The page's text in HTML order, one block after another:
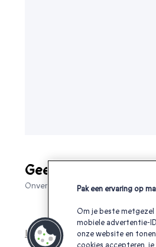
Geef je geliefden
Onvergetelijke ervaringen om ‘ik
leuk kerstcadeau voor een
Pak een ervaring op
Om je beste metgezel
mobiele advertentie-
onze website en